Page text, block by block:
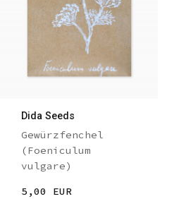
Dida Seeds
Gewürzfenchel
(Foeniculum
vulgare)
5,00 EUR